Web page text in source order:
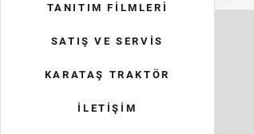
TANITIM FİLMLERİ
SATIŞ VE SERVİS
KARATAŞ TRAKTÖR
İLETİŞİM